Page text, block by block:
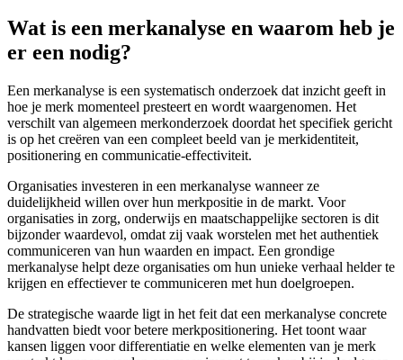
Wat is een merkanalyse en waarom heb je
er een nodig?
Een merkanalyse is een systematisch onderzoek dat inzicht geeft in
hoe je merk momenteel presteert en wordt waargenomen. Het
verschilt van algemeen merkonderzoek doordat het specifiek gericht
is op het creëren van een compleet beeld van je merkidentiteit,
positionering en communicatie-effectiviteit.
Organisaties investeren in een merkanalyse wanneer ze
duidelijkheid willen over hun merkpositie in de markt. Voor
organisaties in zorg, onderwijs en maatschappelijke sectoren is dit
bijzonder waardevol, omdat zij vaak worstelen met het authentiek
communiceren van hun waarden en impact. Een grondige
merkanalyse helpt deze organisaties om hun unieke verhaal helder te
krijgen en effectiever te communiceren met hun doelgroepen.
De strategische waarde ligt in het feit dat een merkanalyse concrete
handvatten biedt voor betere merkpositionering. Het toont waar
kansen liggen voor differentiatie en welke elementen van je merk